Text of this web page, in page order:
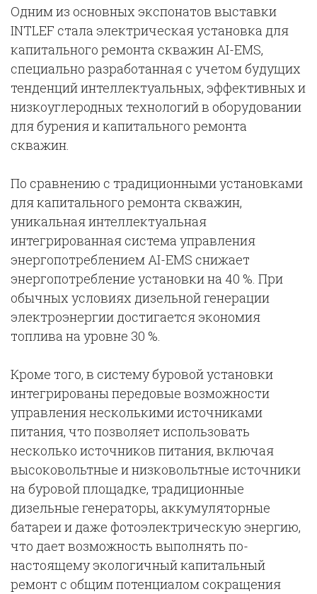
Одним из основных экспонатов выставки
INTLEF стала электрическая установка для
капитального ремонта скважин AI-EMS,
специально разработанная с учетом будущих
тенденций интеллектуальных, эффективных и
низкоуглеродных технологий в оборудовании
для бурения и капитального ремонта
скважин.
По сравнению с традиционными установками
для капитального ремонта скважин,
уникальная интеллектуальная
интегрированная система управления
энергопотреблением AI-EMS снижает
энергопотребление установки на 40 %. При
обычных условиях дизельной генерации
электроэнергии достигается экономия
топлива на уровне 30 %.
Кроме того, в систему буровой установки
интегрированы передовые возможности
управления несколькими источниками
питания, что позволяет использовать
несколько источников питания, включая
высоковольтные и низковольтные источники
на буровой площадке, традиционные
дизельные генераторы, аккумуляторные
батареи и даже фотоэлектрическую энергию,
что дает возможность выполнять по-
настоящему экологичный капитальный
ремонт с общим потенциалом сокращения